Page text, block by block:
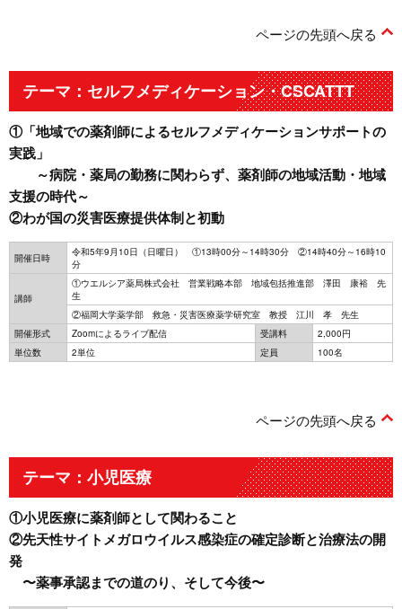
ページの先頭へ戻る
テーマ：セルフメディケーション・CSCATTT
①「地域での薬剤師によるセルフメディケーションサポートの
実践」
～病院・薬局の勤務に関わらず、薬剤師の地域活動・地域
支援の時代～
②わが国の災害医療提供体制と初動
開催日時
令和5年9月10日（日曜日） ①13時00分～14時30分 ②14時40分～16時10
分
講師
①ウエルシア薬局株式会社 営業戦略本部 地域包括推進部 澤田 康裕 先
生
②福岡大学薬学部 救急・災害医療薬学研究室 教授 江川 孝 先生
開催形式
Zoomによるライブ配信 受講料
2,000円
単位数
2単位 定員 100名
ページの先頭へ戻る
テーマ：小児医療
①小児医療に薬剤師として関わること
②先天性サイトメガロウイルス感染症の確定診断と治療法の開
発
〜薬事承認までの道のり、そして今後〜